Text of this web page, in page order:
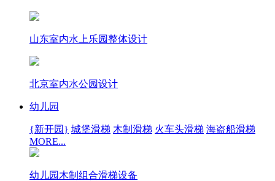
山东室内水上乐园整体设计
北京室内水公园设计
幼儿园
{新开园} 城堡滑梯 木制滑梯 火车头滑梯 海盗船滑梯
MORE...
幼儿园木制组合滑梯设备